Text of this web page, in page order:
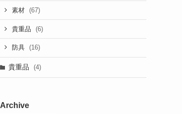
素材 (67)
貴重品 (6)
防具 (16)
貴重品 (4)
Archive